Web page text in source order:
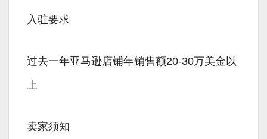
入驻要求
过去一年亚马逊店铺年销售额20-30万美金以
上
卖家须知